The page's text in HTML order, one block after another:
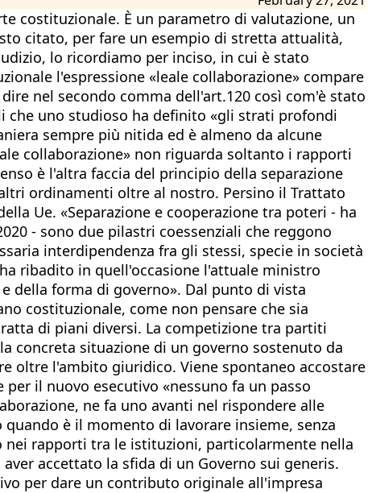
costituzionale. È un parametro di valutazione, un
citato, per fare un esempio di stretta attualità,
lo ricordiamo per inciso, in cui è stato
l'espressione «leale collaborazione» compare
nel secondo comma dell'art.120 così com'è stato
che uno studioso ha definito «gli strati profondi
sempre più nitida ed è almeno da alcune
collaborazione» non riguarda soltanto i rapporti
è l'altra faccia del principio della separazione
ordinamenti oltre al nostro. Persino il Trattato
Ue. «Separazione e cooperazione tra poteri - ha
- sono due pilastri coessenziali che reggono
interdipendenza fra gli stessi, specie in società
ribadito in quell'occasione l'attuale ministro
della forma di governo». Dal punto di vista
costituzionale, come non pensare che sia
di piani diversi. La competizione tra partiti
concreta situazione di un governo sostenuto da
oltre l'ambito giuridico. Viene spontaneo accostare
il nuovo esecutivo «nessuno fa un passo
ne fa uno avanti nel rispondere alle
è il momento di lavorare insieme, senza
nei rapporti tra le istituzioni, particolarmente nella
accettato la sfida di un Governo sui generis.
per dare un contributo originale all'impresa